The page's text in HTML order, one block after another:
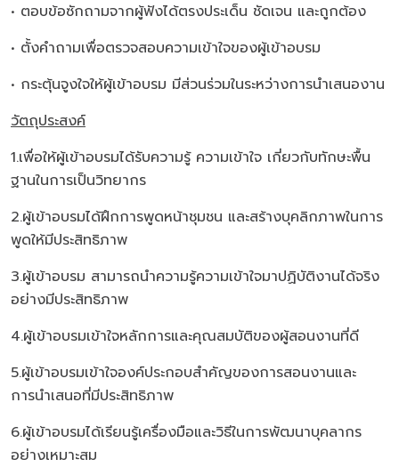
• ตอบข้อซักถามจากผู้ฟังได้ตรงประเด็น ชัดเจน และถูกต้อง
• ตั้งคําถามเพื่อตรวจสอบความเข้าใจของผู้เข้าอบรม
• กระตุ้นจูงใจให้ผู้เข้าอบรม มีส่วนร่วมในระหว่างการนําเสนองาน
วัตถุประสงค์
1.เพื่อให้ผู้เข้าอบรมได้รับความรู้ ความเข้าใจ เกี่ยวกับทักษะพื้น
ฐานในการเป็นวิทยากร
2.ผู้เข้าอบรมได้ฝึกการพูดหน้าชุมชน และสร้างบุคลิกภาพในการ
พูดให้มีประสิทธิภาพ
3.ผู้เข้าอบรม สามารถนำความรู้ความเข้าใจมาปฏิบัติงานได้จริง
อย่างมีประสิทธิภาพ
4.ผู้เข้าอบรมเข้าใจหลักการและคุณสมบัติของผู้สอนงานที่ดี
5.ผู้เข้าอบรมเข้าใจองค์ประกอบสำคัญของการสอนงานและ
การนำเสนอที่มีประสิทธิภาพ
6.ผู้เข้าอบรมได้เรียนรู้เครื่องมือและวิธีในการพัฒนาบุคลากร
อย่างเหมาะสม